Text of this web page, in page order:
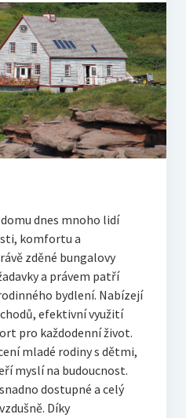
dnes mnoho lidí
komfortu a
zděné bungalovy
a právem patří
bydlení. Nabízejí
efektivní využití
pro každodenní život.
mladé rodiny s dětmi,
myslí na budoucnost.
dostupné a celý
Díky